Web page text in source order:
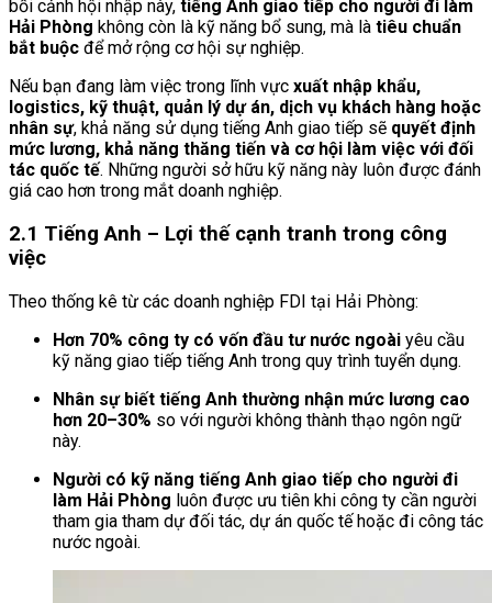
bối cảnh hội nhập này, tiếng Anh giao tiếp cho người đi làm
Hải Phòng không còn là kỹ năng bổ sung, mà là tiêu chuẩn
bắt buộc để mở rộng cơ hội sự nghiệp.
Nếu bạn đang làm việc trong lĩnh vực xuất nhập khẩu,
logistics, kỹ thuật, quản lý dự án, dịch vụ khách hàng hoặc
nhân sự, khả năng sử dụng tiếng Anh giao tiếp sẽ quyết định
mức lương, khả năng thăng tiến và cơ hội làm việc với đối
tác quốc tế. Những người sở hữu kỹ năng này luôn được đánh
giá cao hơn trong mắt doanh nghiệp.
2.1 Tiếng Anh – Lợi thế cạnh tranh trong công
việc
Theo thống kê từ các doanh nghiệp FDI tại Hải Phòng:
Hơn 70% công ty có vốn đầu tư nước ngoài yêu cầu
kỹ năng giao tiếp tiếng Anh trong quy trình tuyển dụng.
Nhân sự biết tiếng Anh thường nhận mức lương cao
hơn 20–30% so với người không thành thạo ngôn ngữ
này.
Người có kỹ năng tiếng Anh giao tiếp cho người đi
làm Hải Phòng luôn được ưu tiên khi công ty cần người
tham gia tham dự đối tác, dự án quốc tế hoặc đi công tác
nước ngoài.